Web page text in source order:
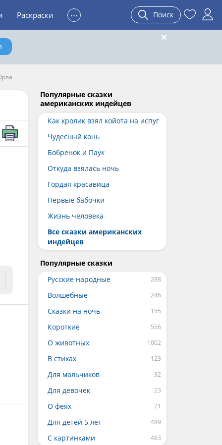
Раскраски ... Поиск
Популярные сказки
американских индейцев
Как кролик взял койота на испуг
Чудесный конь
Бобренок и Паук
Откуда взялась ночь
Гордая красавица
Первые бабочки
Жизнь человека
Все сказки американских
индейцев
Популярные сказки
Русские народные
Волшебные
Сказки на ночь
Короткие
О животных
В стихах
Для мальчиков
Для девочек
О феях
Для детей 5 лет
С картинками